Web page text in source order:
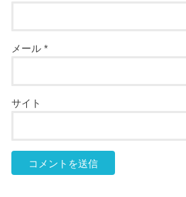
メール*
サイト